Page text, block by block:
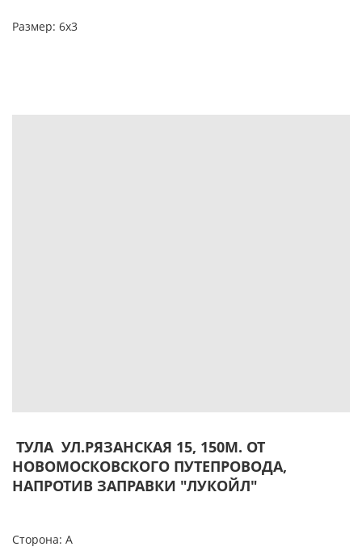
Размер: 6х3
ТУЛА УЛ.РЯЗАНСКАЯ 15, 150М. ОТ
НОВОМОСКОВСКОГО ПУТЕПРОВОДА,
НАПРОТИВ ЗАПРАВКИ "ЛУКОЙЛ"
Сторона: А